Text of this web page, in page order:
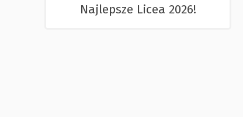
Najlepsze Licea 2026!